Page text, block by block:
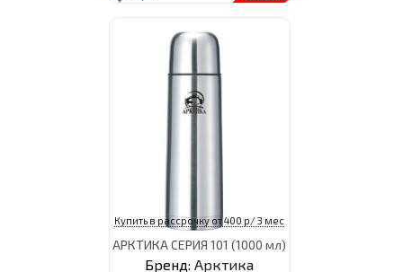
Купить в рассрочку от 400 р/ 3 мес
АРКТИКА СЕРИЯ 101 (1000 мл)
Бренд: Арктика